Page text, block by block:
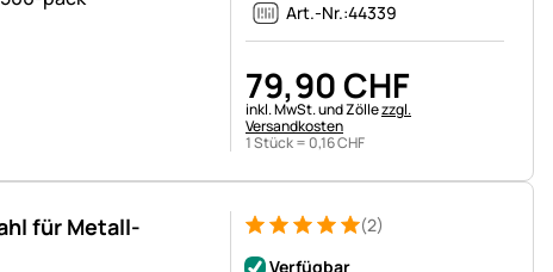
Art.-Nr.:44339
79,90CHF
Steuerhinweis:
inkl. MwSt. und Zöllezzgl.
Versandkosten
1 Stück = 0,16CHF
für Metall-
Bewertung: 5 von 5 (2 Bewertungen)
2 Bewertungen (2)
Verfügbar